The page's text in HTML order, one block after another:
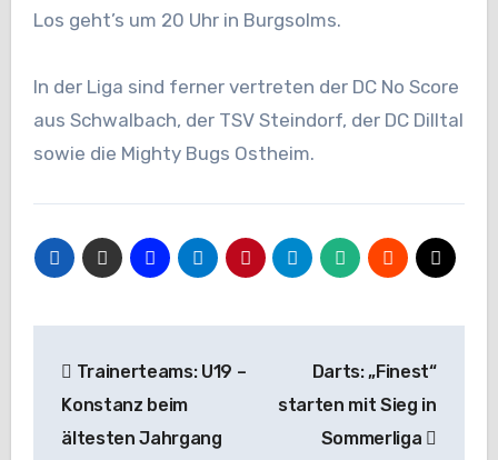
Los geht’s um 20 Uhr in Burgsolms.
In der Liga sind ferner vertreten der DC No Score
aus Schwalbach, der TSV Steindorf, der DC Dilltal
sowie die Mighty Bugs Ostheim.
Trainerteams: U19 –
Konstanz beim
ältesten Jahrgang
Darts: „Finest“
starten mit Sieg in
Sommerliga